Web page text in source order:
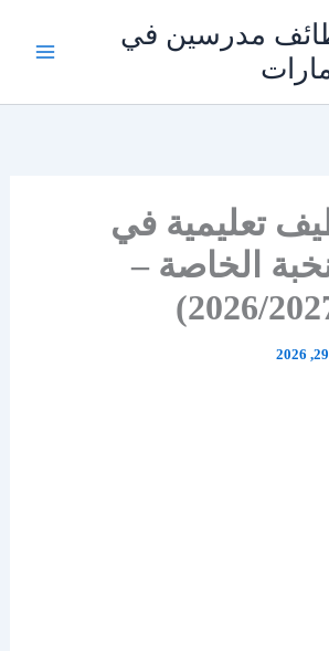
مدرسين في
تعليمية في
الخاصة –